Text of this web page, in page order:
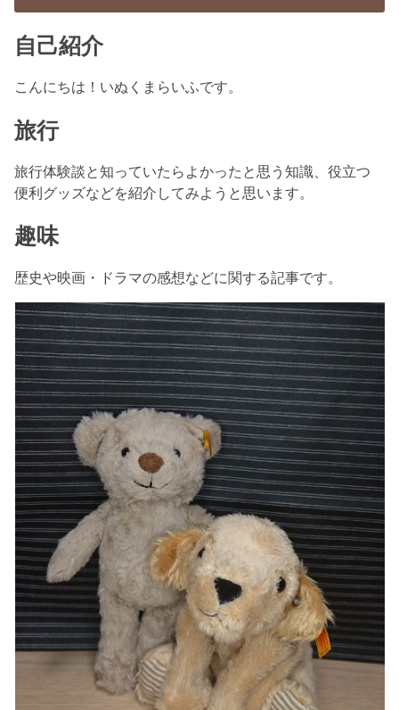
自己紹介
こんにちは！いぬくまらいふです。
旅行
旅行体験談と知っていたらよかったと思う知識、役立つ
便利グッズなどを紹介してみようと思います。
趣味
歴史や映画・ドラマの感想などに関する記事です。